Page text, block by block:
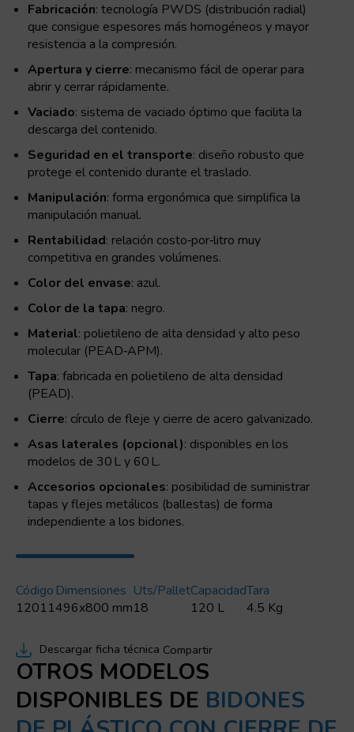
Fabricación: tecnología PWDS (distribución radial)
que consigue espesores más homogéneos y mayor
resistencia a la compresión.
Apertura y cierre: mecanismo fácil de operar para
abrir y cerrar rápidamente.
Vaciado: sistema de vaciado óptimo que facilita la
descarga del contenido.
Seguridad en el transporte: diseño robusto que
protege el contenido durante el traslado.
Manipulación: forma ergonómica que simplifica la
manipulación manual.
Rentabilidad: relación costo‑por‑litro muy
competitiva en grandes volúmenes.
Color del envase: azul.
Color de la tapa: negro.
Material: polietileno de alta densidad y alto peso
molecular (PEAD‑APM).
Tapa: fabricada en polietileno de alta densidad
(PEAD).
Cierre: círculo de fleje y cierre de acero galvanizado.
Asas laterales (opcional): disponibles en los
modelos de 30 L y 60 L.
Accesorios opcionales: posibilidad de suministrar
tapas y flejes metálicos (ballestas) de forma
independiente a los bidones.
Código
12011
Dimensiones
496x800 mm
Uts/pallet
18
Capacidad
120 L
Tara
4.5 Kg
Descargar ficha técnica Compartir
OTROS MODELOS
DISPONIBLES DE BIDONES